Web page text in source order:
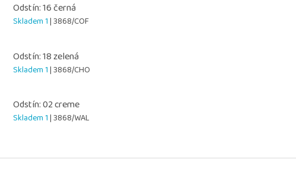
Odstín: 16 černá
Skladem 1| 3868/COF
Odstín: 18 zelená
Skladem 1| 3868/CHO
Odstín: 02 creme
Skladem 1| 3868/WAL